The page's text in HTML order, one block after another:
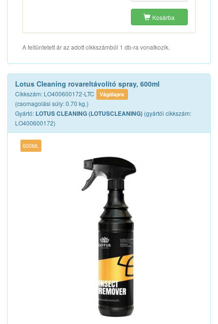
Kosárba
A feltüntetett ár az adott cikkszámból 1 db-ra vonatkozik.
Lotus Cleaning rovareltávolító spray, 600ml
Cikkszám: LO400600172-LTC Vágólapra
(csomagolási súly: 0.70 kg.)
Gyártó: LOTUS CLEANING (LOTUSCLEANING) (gyártói cikkszám:
LO400600172)
600ML